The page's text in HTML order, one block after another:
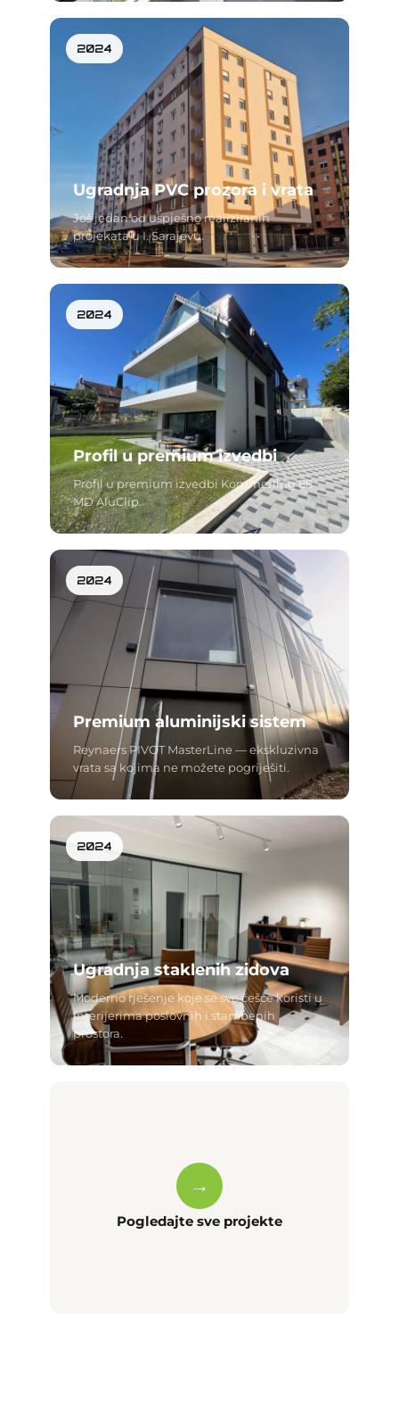
2024
Ugradnja PVC prozora i vrata
Još jedan od uspješno realiziranih
projekata u I. Sarajevu.
2024
Profil u premium izvedbi
Profil u premium izvedbi Kommerling 88
MD AluClip.
2024
Premium aluminijski sistem
Reynaers PIVOT MasterLine — ekskluzivna
vrata sa kojima ne možete pogriješiti.
2024
Ugradnja staklenih zidova
Moderno rješenje koje se sve češće koristi u
interijerima poslovnih i stambenih
prostora.
→
Pogledajte sve projekte